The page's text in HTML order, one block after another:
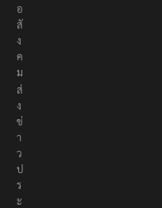
อ
สั
ง
ค
ม
ส่
ง
ข่
า
ว
ป
ร
ะ